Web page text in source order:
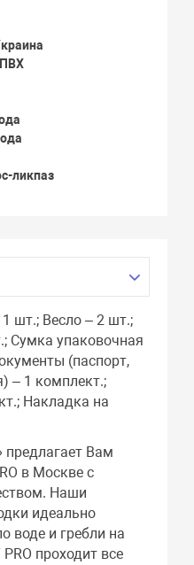
ликпаз
шт.; Весло – 2 шт.;
Сумка упаковочная
(паспорт,
– 1 комплект.;
Накладка на
предлагает Вам
в Москве с
Наши
идеально
воде и гребли на
проходит все